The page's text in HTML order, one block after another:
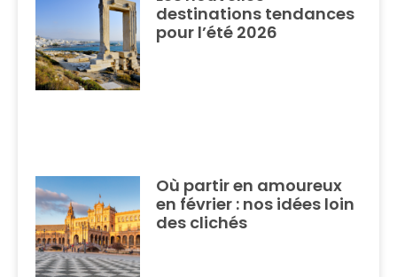
destinations tendances
pour l’été 2026
Où partir en amoureux
en février : nos idées loin
des clichés